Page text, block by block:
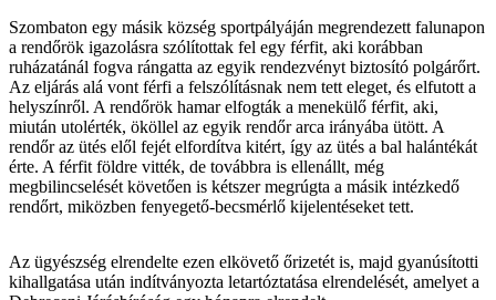
Szombaton egy másik község sportpályáján megrendezett falunapon
a rendőrök igazolásra szólítottak fel egy férfit, aki korábban
ruházatánál fogva rángatta az egyik rendezvényt biztosító polgárőrt.
Az eljárás alá vont férfi a felszólításnak nem tett eleget, és elfutott a
helyszínről. A rendőrök hamar elfogták a menekülő férfit, aki,
miután utolérték, ököllel az egyik rendőr arca irányába ütött. A
rendőr az ütés elől fejét elfordítva kitért, így az ütés a bal halántékát
érte. A férfit földre vitték, de továbbra is ellenállt, még
megbilincselését követően is kétszer megrúgta a másik intézkedő
rendőrt, miközben fenyegető-becsmérlő kijelentéseket tett.
Az ügyészség elrendelte ezen elkövető őrizetét is, majd gyanúsítotti
kihallgatása után indítványozta letartóztatása elrendelését, amelyet a